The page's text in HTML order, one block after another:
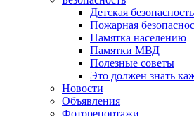
Детская безопасность
Пожарная
Памятка населению
Памятки МВД
Полезные советы
Это должен знать
Новости
Объявления